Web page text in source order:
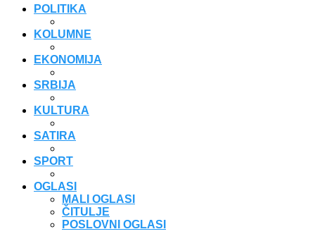
POLITIKA
KOLUMNE
EKONOMIJA
SRBIJA
KULTURA
SATIRA
SPORT
OGLASI
MALI OGLASI
ČITULJE
POSLOVNI OGLASI